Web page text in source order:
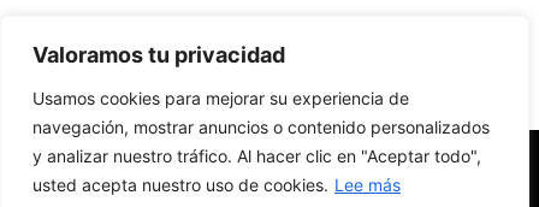
Valoramos tu privacidad
Usamos cookies para mejorar su experiencia de
navegación, mostrar anuncios o contenido personalizados
y analizar nuestro tráfico. Al hacer clic en "Aceptar todo",
usted acepta nuestro uso de cookies. Lee más